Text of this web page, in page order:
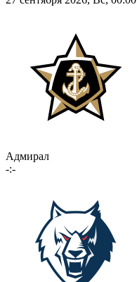
Адмирал
-:-